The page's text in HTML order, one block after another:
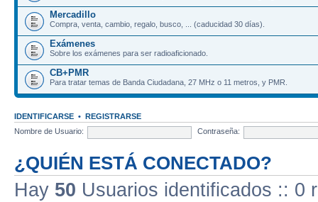
Mercadillo
Compra, venta, cambio, regalo, busco, ... (caducidad 30 días).
Exámenes
Sobre los exámenes para ser radioaficionado.
CB+PMR
Para tratar temas de Banda Ciudadana, 27 MHz o 11 metros, y PMR.
IDENTIFICARSE • REGISTRARSE
Nombre de Usuario:
Contraseña:
¿QUIÉN ESTÁ CONECTADO?
Hay 50 Usuarios identificados :: 0